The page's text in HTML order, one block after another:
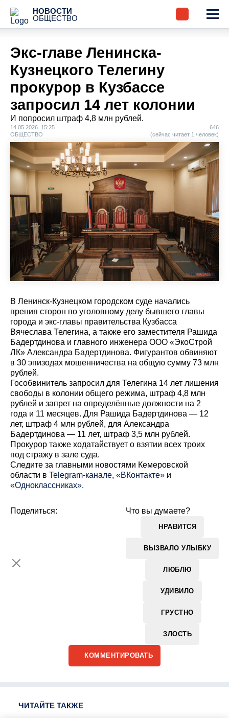
НОВОСТИ
ОБЩЕСТВО
Экс-главе Ленинска-
Кузнецкого Телегину
прокурор в Кузбассе
запросил 14 лет колонии
И попросил штраф 4,8 млн рублей.
14.05.2026 15:25
ОБЩЕСТВО
646
(сейчас читает 1 человек)
В Ленинск-Кузнецком городском суде начались
прения сторон по уголовному делу бывшего главы
города и экс-главы правительства Кузбасса
Вячеслава Телегина, а также его заместителя Рашида
Бадертдинова и главного инженера ООО «ЭкоСтрой
ЛК» Александра Бадертдинова. Фигурантов обвиняют
в 30 эпизодах мошенничества на общую сумму 73 млн
рублей.
Гособвинитель запросил для Телегина 14 лет лишения
свободы в колонии общего режима, штраф 4,8 млн
рублей и запрет на определённые должности на 2
года и 11 месяцев. Для Рашида Бадертдинова — 12
лет, штраф 4 млн рублей, для Александра
Бадертдинова — 11 лет, штраф 3,5 млн рублей.
Прокурор также ходатайствует о взятии всех троих
под стражу в зале суда.
Cледите за главными новостями Кемеровской
области в Telegram-канале, «ВКонтакте» и
«Одноклассниках».
Что вы думаете?
НРАВИТСЯ
ВЫЗВАЛО УЛЫБКУ
ЛЮБЛЮ
УДИВИЛО
ГРУСТНО
ЗЛОСТЬ
Поделиться:
КОММЕНТИРОВАТЬ
ЧИТАЙТЕ ТАКЖЕ